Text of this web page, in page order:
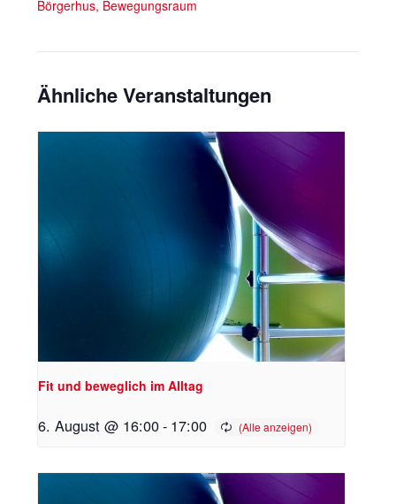
Börgerhus, Bewegungsraum
Ähnliche Veranstaltungen
Fit und beweglich im Alltag
6. August @ 16:00- 17:00